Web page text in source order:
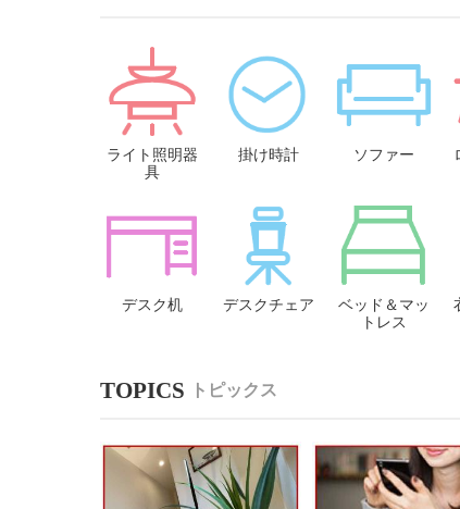
ライト照明器
具
掛け時計 ソファー
デスク机 デスクチェア
ベッド＆マッ
トレス
トピックス